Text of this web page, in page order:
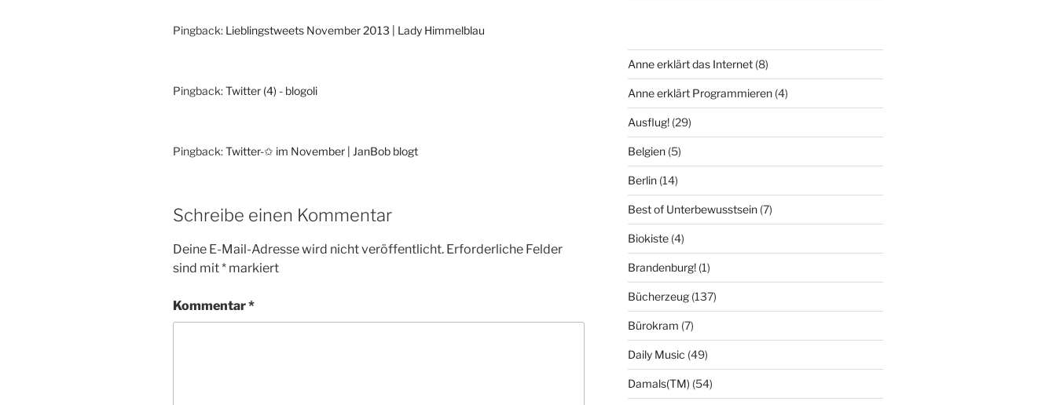
Pingback: Lieblingstweets November 2013 | Lady Himmelblau
Pingback:Twitter (4) - blogoli
Pingback:Twitter-✩ im November | JanBob blogt
Schreibe einen Kommentar
Deine E-Mail-Adresse wird nicht veröffentlicht. Erforderliche Felder
sind mit* markiert
Kommentar*
Anne erklärt das Internet(8)
Anne erklärt Programmieren(4)
Ausflug!(29)
Belgien(5)
Berlin(14)
Best of Unterbewusstsein(7)
Biokiste(4)
Brandenburg!(1)
Bücherzeug(137)
Bürokram (7)
Daily Music (49)
Damals(TM) (54)